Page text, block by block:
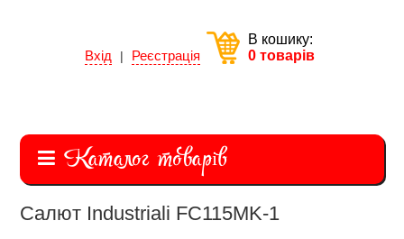
Вхід | Реєстрація
В кошику:
0 товарів
Каталог товарів
Салют Industriali FC115MK-1